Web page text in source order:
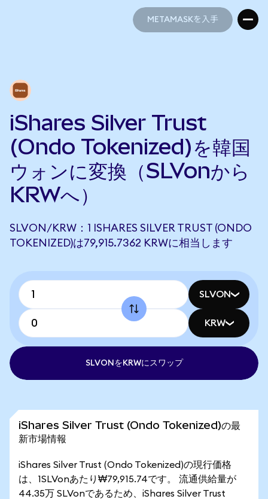
METAMASKを入手
iShares Silver Trust
(Ondo Tokenized)を韓国
ウォンに変換（SLVonから
KRWへ）
SLVON/KRW：1 ISHARES SILVER TRUST (ONDO
TOKENIZED)は79,915.7362 KRWに相当します
SLVON
KRW
SLVONをKRWにスワップ
iShares Silver Trust (Ondo Tokenized)の最
新市場情報
iShares Silver Trust (Ondo Tokenized)の現行価格
は、1SLVonあたり₩79,915.74です。 流通供給量が
44.35万 SLVonであるため、iShares Silver Trust